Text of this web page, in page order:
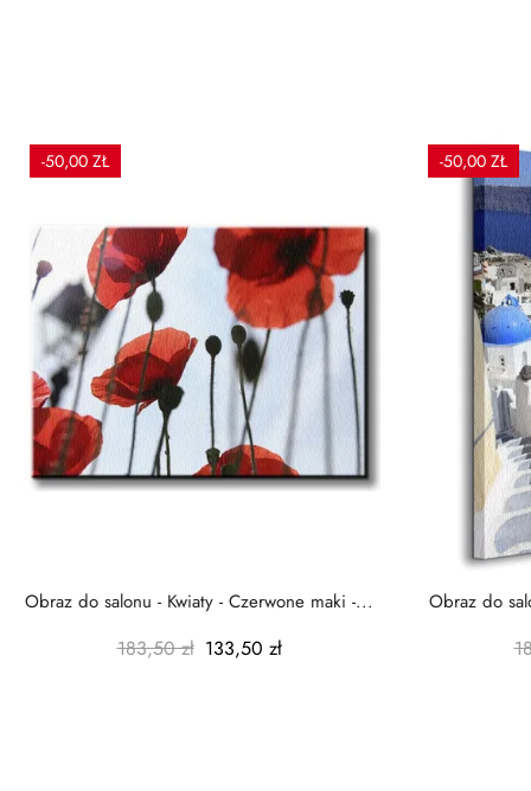
-50,00 ZŁ
Obraz do salonu - Kwiaty - Czerwone maki -...
183,50 zł 133,50 zł
-50,00 ZŁ
Obraz do